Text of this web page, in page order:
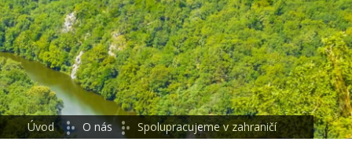
Úvod O nás Spolupracujeme v zahraničí